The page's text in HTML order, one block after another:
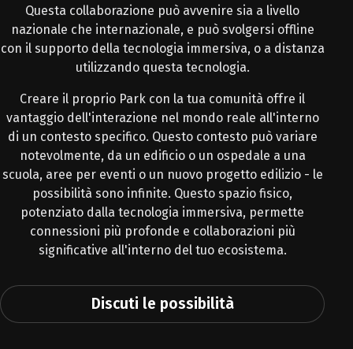
Questa collaborazione può avvenire sia a livello
nazionale che internazionale, e può svolgersi offline
con il supporto della tecnologia immersiva, o a distanza
utilizzando questa tecnologia.
Creare il proprio Park con la tua comunità offre il
vantaggio dell'interazione nel mondo reale all'interno
di un contesto specifico. Questo contesto può variare
notevolmente, da un edificio o un ospedale a una
scuola, aree per eventi o un nuovo progetto edilizio - le
possibilità sono infinite. Questo spazio fisico,
potenziato dalla tecnologia immersiva, permette
connessioni più profonde e collaborazioni più
significative all'interno del tuo ecosistema.
Discuti le possibilità